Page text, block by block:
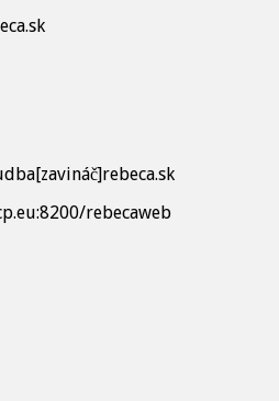
rebecaweb